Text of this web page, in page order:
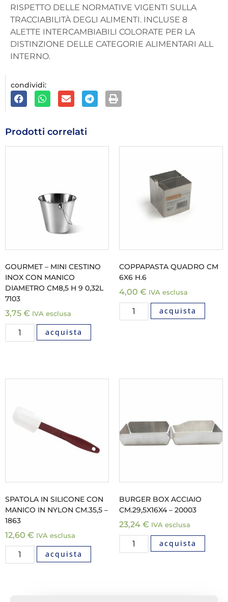
RISPETTO DELLE NORMATIVE VIGENTI SULLA
TRACCIABILITÀ DEGLI ALIMENTI. INCLUSE 8
ALETTE INTERCAMBIABILI COLORATE PER LA
DISTINZIONE DELLE CATEGORIE ALIMENTARI ALL
INTERNO.
condividi:
Prodotti correlati
GOURMET – MINI CESTINO
INOX CON MANICO
DIAMETRO CM8,5 H 9 0,32L
7103
3,75 € IVA esclusa
acquista
COPPAPASTA QUADRO CM
6X6 H.6
4,00 € IVA esclusa
acquista
SPATOLA IN SILICONE CON
MANICO IN NYLON CM.35,5 –
1863
12,60 € IVA esclusa
acquista
BURGER BOX ACCIAIO
CM.29,5X16X4 – 20003
23,24 € IVA esclusa
acquista